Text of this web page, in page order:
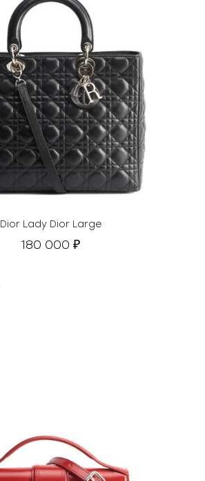
Dior Lady Dior Large
180 000 ₽